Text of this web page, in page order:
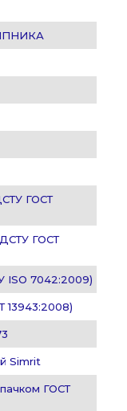
ГОСТ
ГОСТ
ISO 7042:2009)
13943:2008)
Simrit
ГОСТ